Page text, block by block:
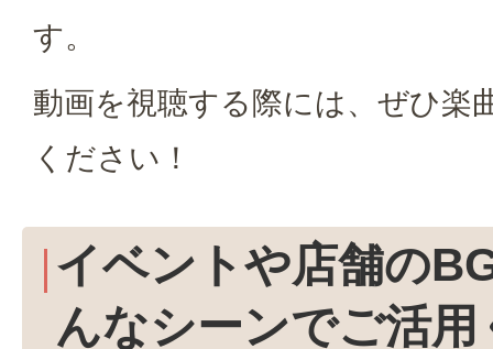
す。
動画を視聴する際には、ぜひ楽
ください！
イベントや店舗の
んなシーンでご活